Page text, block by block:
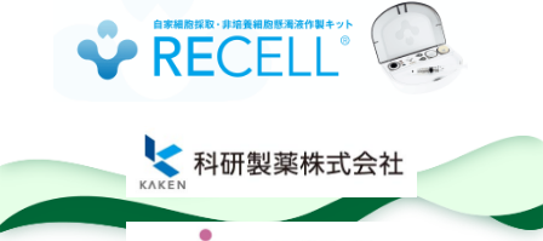
した。「皮膚移植における日本スキンバンクネットワー
クの取り組み＃２」（2023年8月10日）
した。「皮膚移植における日本スキンバンクネットワー
クの取り組み＃１」（2023年7月21日）
読売新聞社より取材を受けた記事が掲載されました。